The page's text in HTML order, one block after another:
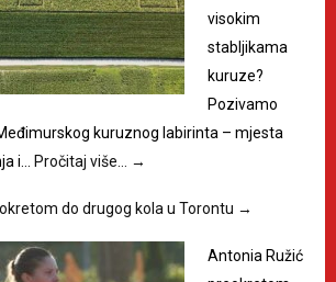
visokim
stabljikama
kuruze?
Pozivamo
kuruznog labirinta – mjesta
i…
Pročitaj više… →
do drugog kola u Torontu →
Antonia Ružić